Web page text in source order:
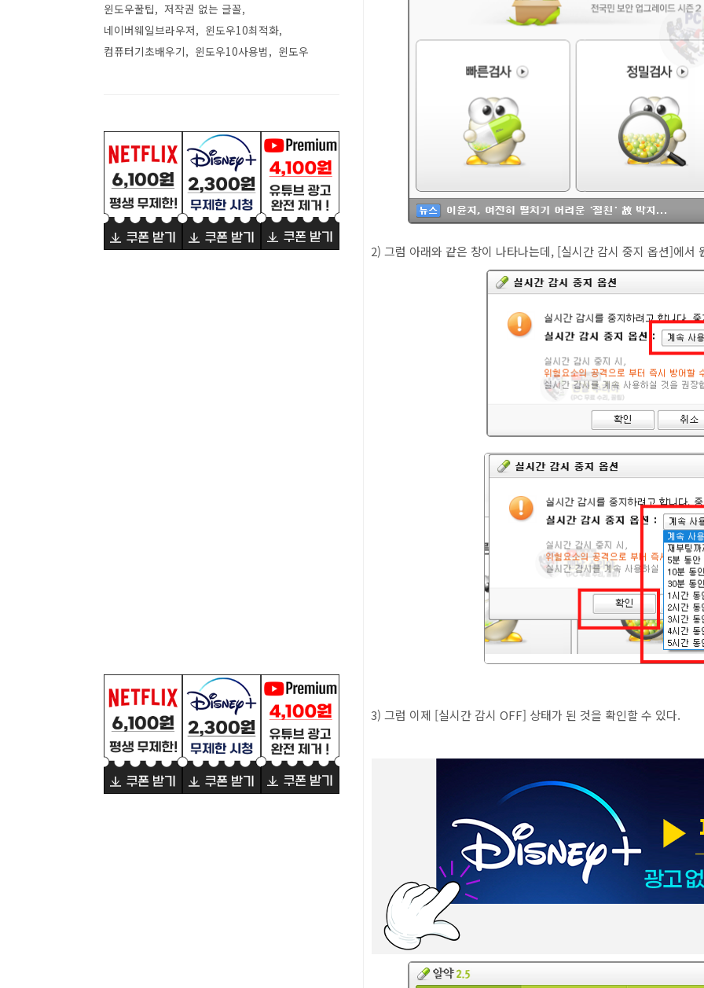
2) 그럼 아래와 같은 창이 나타나는데, [실시간 감시 중지 옵션]에서
3) 그럼 이제 [실시간 감시 OFF] 상태가 된 것을 확인할 수 있다.
윈도우꿀팁
저작권 없는 글꼴
네이버웨일브라우저
윈도우10최적화
컴퓨터기초배우기
윈도우10사용법 윈도우